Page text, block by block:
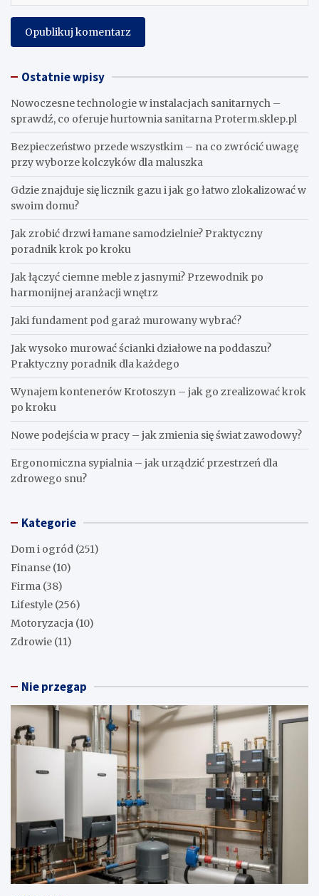
Witryna internetowa
Zapisz moje dane, adres e-mail i witrynę w przeglądarce aby
wypełnić dane podczas pisania kolejnych komentarzy.
Podaj wynik (liczba):
cztery × jeden =
Ostatnie wpisy
Nowoczesne technologie w instalacjach sanitarnych –
sprawdź, co oferuje hurtownia sanitarna Proterm.sklep.pl
Bezpieczeństwo przede wszystkim – na co zwrócić uwagę
przy wyborze kolczyków dla maluszka
Gdzie znajduje się licznik gazu i jak go łatwo zlokalizować w
swoim domu?
Jak zrobić drzwi łamane samodzielnie? Praktyczny
poradnik krok po kroku
Jak łączyć ciemne meble z jasnymi? Przewodnik po
Jaki fundament pod garaż murowany wybrać?
Jak wysoko murować ścianki działowe na poddaszu?
Praktyczny poradnik dla każdego
Wynajem kontenerów Krotoszyn – jak go zrealizować krok
po kroku
Nowe podejścia w pracy – jak zmienia się świat zawodowy?
zdrowego snu?
Kategorie
Dom i ogród(251)
Finanse
Motoryzacja
(10)
Zdrowie(11)
Nie przegap